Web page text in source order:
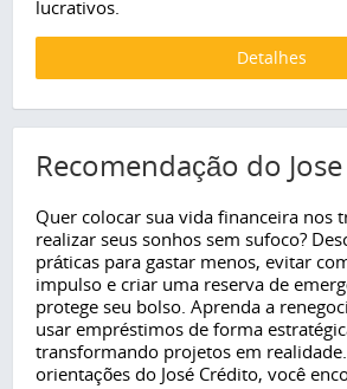
lucrativos.
Detalhes
Recomendação do Jose
Quer colocar sua vida financeira nos
realizar seus sonhos sem sufoco?
práticas para gastar menos, evitar
impulso e criar uma reserva de
protege seu bolso. Aprenda a
usar empréstimos de forma
transformando projetos em
orientações do José Crédito, você